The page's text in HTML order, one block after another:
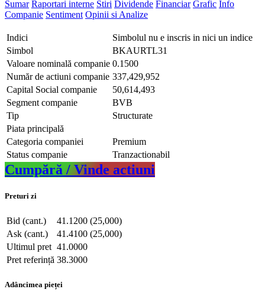
Sumar Raportari interne Stiri Dividende Financiar Grafic Info
Companie Sentiment Opinii si Analize
Indici
Simbolul nu e inscris in nici un indice
Simbol
BKAURTL31
Valoare nominală companie 0.1500
Număr de actiuni companie 337,429,952
Capital Social companie
50,614,493
Segment companie
BVB
Tip
Structurate
Piata principală
Categoria companiei
Premium
Status companie
Tranzactionabil
Cumpără / Vinde actiuni
Preturi zi
Bid (cant.)
41.1200 (25,000)
Ask (cant.)
41.4100 (25,000)
Ultimul pret 41.0000
Pret referință 38.3000
Adâncimea pieței